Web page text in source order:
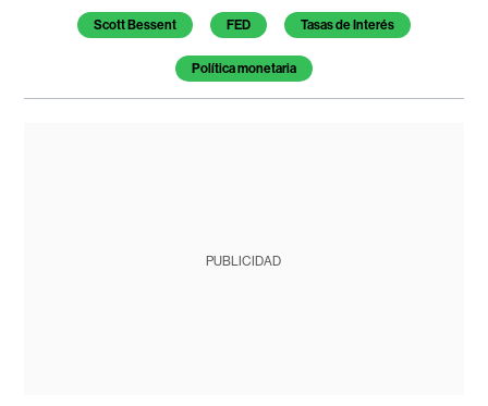
Scott Bessent FED Tasas de Interés
Política monetaria
PUBLICIDAD